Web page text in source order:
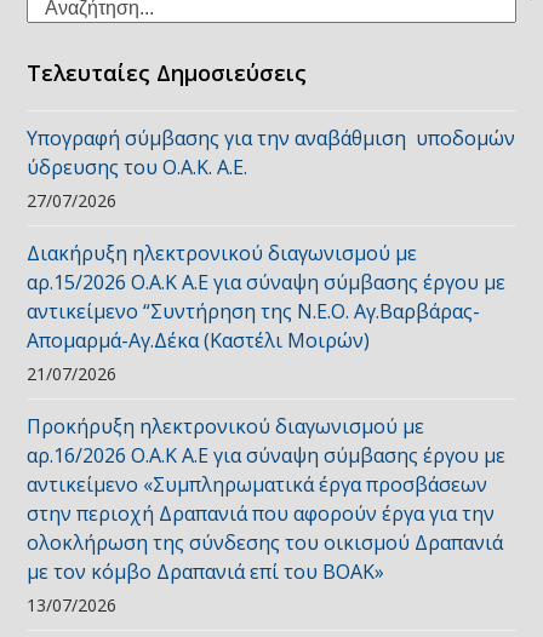
Search
Τελευταίες Δημοσιεύσεις
Υπογραφή σύμβασης για την αναβάθμιση υποδομών
ύδρευσης του Ο.Α.Κ. Α.Ε.
27/07/2026
Διακήρυξη ηλεκτρονικού διαγωνισμού με
αρ.15/2026 Ο.Α.Κ Α.Ε για σύναψη σύμβασης έργου με
αντικείμενο “Συντήρηση της Ν.Ε.Ο. Αγ.Βαρβάρας-
Απομαρμά-Αγ.Δέκα (Καστέλι Μοιρών)
21/07/2026
Προκήρυξη ηλεκτρονικού διαγωνισμού με
αρ.16/2026 Ο.Α.Κ Α.Ε για σύναψη σύμβασης έργου με
αντικείμενο «Συμπληρωματικά έργα προσβάσεων
στην περιοχή Δραπανιά που αφορούν έργα για την
ολοκλήρωση της σύνδεσης του οικισμού Δραπανιά
με τον κόμβο Δραπανιά επί του ΒΟΑΚ»
13/07/2026